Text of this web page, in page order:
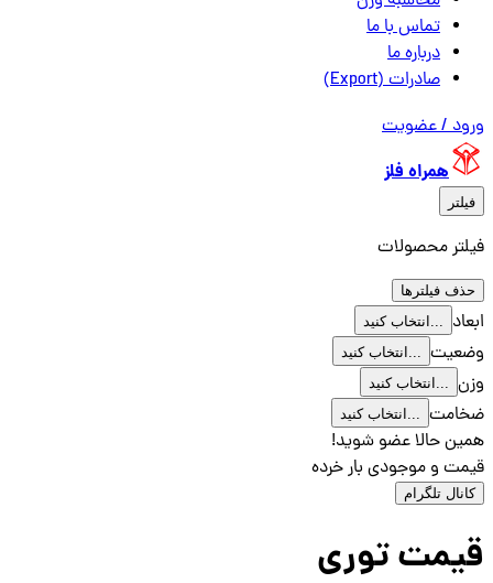
تماس با ما
درباره ما
صادرات (Export)
ورود / عضویت
همراه فلز
فیلتر
فیلتر محصولات
حذف فیلترها
ابعاد انتخاب کنید...
وضعیت انتخاب کنید...
وزن انتخاب کنید...
ضخامت انتخاب کنید...
همین حالا عضو شوید!
قیمت و موجودی بار خرده
کانال تلگرام
قیمت توری